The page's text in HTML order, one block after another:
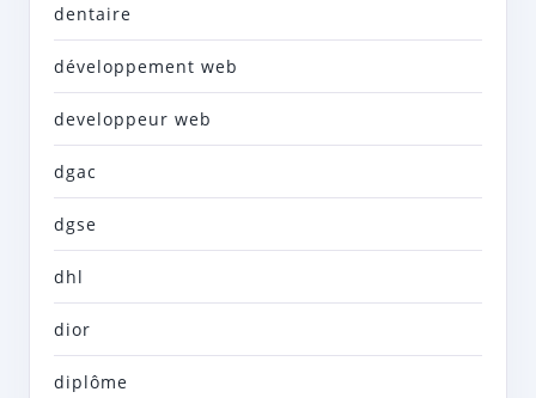
dentaire
développement web
developpeur web
dgac
dgse
dhl
dior
diplôme